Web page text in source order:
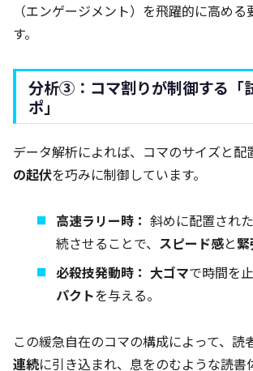
（エンゲージメント）を飛躍的に高め
す。
分析③：コマ割りが制御する「
ポ」
データ解析によれば、コマのサイズと配
の起伏を巧みに制御しています。
高速ラリー時： 斜めに配置され
続させることで、 スピード感と
必殺技発動時： 大ゴマで時間を
パクトを与える。
この緩急自在のコマの構成によって、読
連続に引き込まれ、息をのむような読書